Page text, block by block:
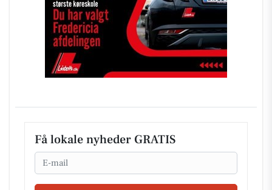
Få lokale nyheder GRATIS
Email